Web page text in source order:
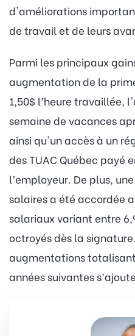
d'améliorations
de travail et de leurs
Parmi les principaux
augmentation de la
1,50$ l’heure travaillée,
semaine de vacances
ainsi qu'un accès à un
des TUAC Québec payé
l’employeur. De plus,
salaires a été accordée
salariaux variant entre
octroyés dès la
augmentations totalisant
années suivantes